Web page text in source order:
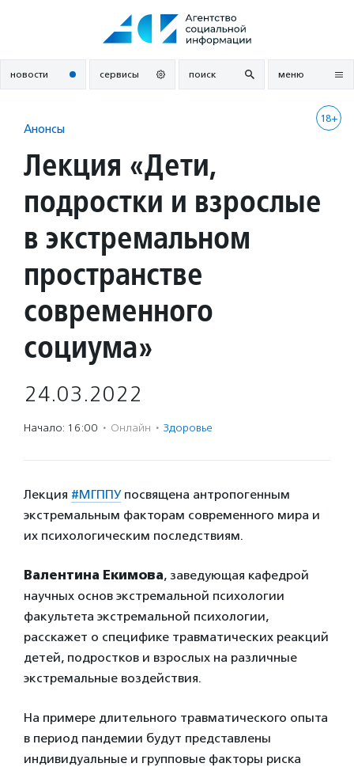
новости сервисы поиск меню
18+
Анонсы
Лекция «Дети,
подростки и взрослые
в экстремальном
пространстве
современного
социума»
24.03.2022
Начало: 16:00 · Онлайн · Здоровье
Лекция #МГППУпосвящена антропогенным
экстремальным факторам современного мира и
их психологическим последствиям.
Валентина Екимова, заведующая кафедрой
научных основ экстремальной психологии
факультета экстремальной психологии,
расскажет о специфике травматических реакций
детей, подростков и взрослых на различные
экстремальные воздействия.
На примере длительного травматического опыта
в период пандемии будут представлены
индивидуальные и групповые факторы риска